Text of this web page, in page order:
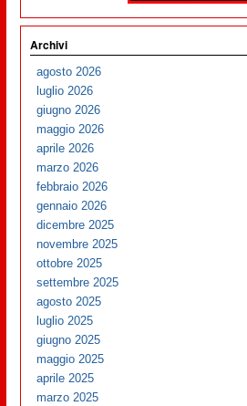
Archivi
agosto 2026
luglio 2026
giugno 2026
maggio 2026
aprile 2026
marzo 2026
febbraio 2026
gennaio 2026
dicembre 2025
novembre 2025
ottobre 2025
settembre 2025
agosto 2025
luglio 2025
giugno 2025
maggio 2025
aprile 2025
marzo 2025